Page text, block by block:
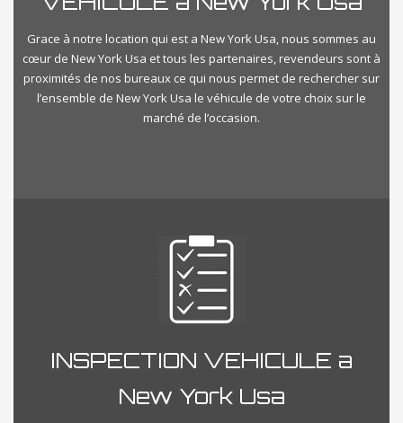
Grace à notre location qui est a New York Usa, nous sommes au
cœur de New York Usa et tous les partenaires, revendeurs sont à
proximités de nos bureaux ce qui nous permet de rechercher sur
l’ensemble de New York Usa le véhicule de votre choix sur le
marché de l’occasion.
INSPECTION VEHICULE a
New York Usa